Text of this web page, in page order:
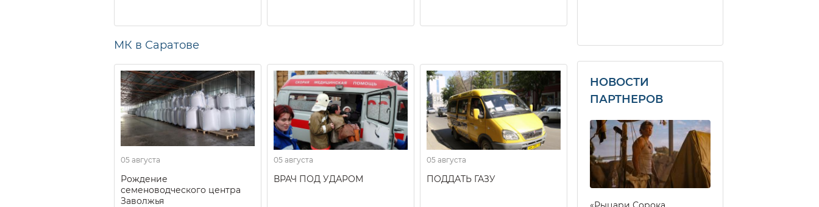
МК в Саратове
05 августа
Рождение
семеноводческого центра
Заволжья
05 августа
ВРАЧ ПОД УДАРОМ
05 августа
ПОДДАТЬ ГАЗУ
НОВОСТИ
ПАРТНЕРОВ